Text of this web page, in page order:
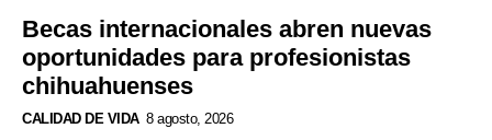
Becas internacionales abren nuevas
oportunidades para profesionistas
chihuahuenses
CALIDAD DE VIDA 8 agosto, 2026